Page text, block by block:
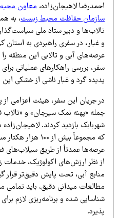
لاهیجان‌زاده،معاون محیط
حفاظت محیط زیست، به همراه
و دبیر ستاد ملی سیاست‌گذاری
غبار، در سفری راهبردی به استان
آبی و تالابی این منطقه را
بررسی راهکارهای عملیاتی برای
گرد و غبار ناشی از خشکی این
جریان این سفر، هیئت اعزامی از
«پهنه نمک سیرجان» و «تالاب
بازدید کردند. لاهیجان‌زاده در
که مجموعاً بیش از ۱۰۰ هزار
عمدتاً از طریق سیلاب‌های فصلی
نظر ارزش‌های اکولوژیک، خدمات
آبی، تحت پایش دقیق‌تر قرار گیرند.
میدانی دقیق، باید تمامی
شده و برنامه‌ریزی لازم برای